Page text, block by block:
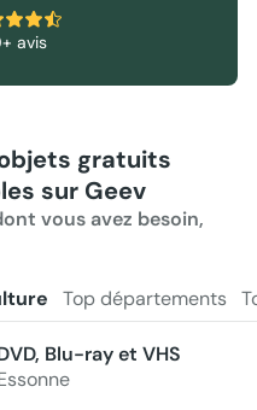
avis
gratuits
sur Geev
vous avez besoin,
Top départements
Blu-ray et VHS